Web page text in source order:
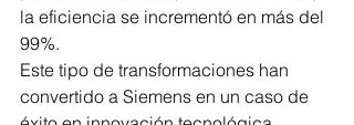
la eficiencia se incrementó en más del
99%.
Este tipo de transformaciones han
convertido a Siemens en un caso de